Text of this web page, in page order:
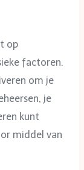
op
factoren.
om je
je
kunt
middel van